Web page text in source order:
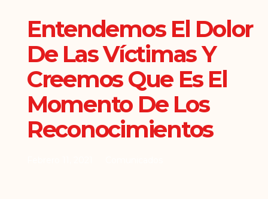
Entendemos El Dolor
De Las Víctimas Y
Creemos Que Es El
Momento De Los
Reconocimientos